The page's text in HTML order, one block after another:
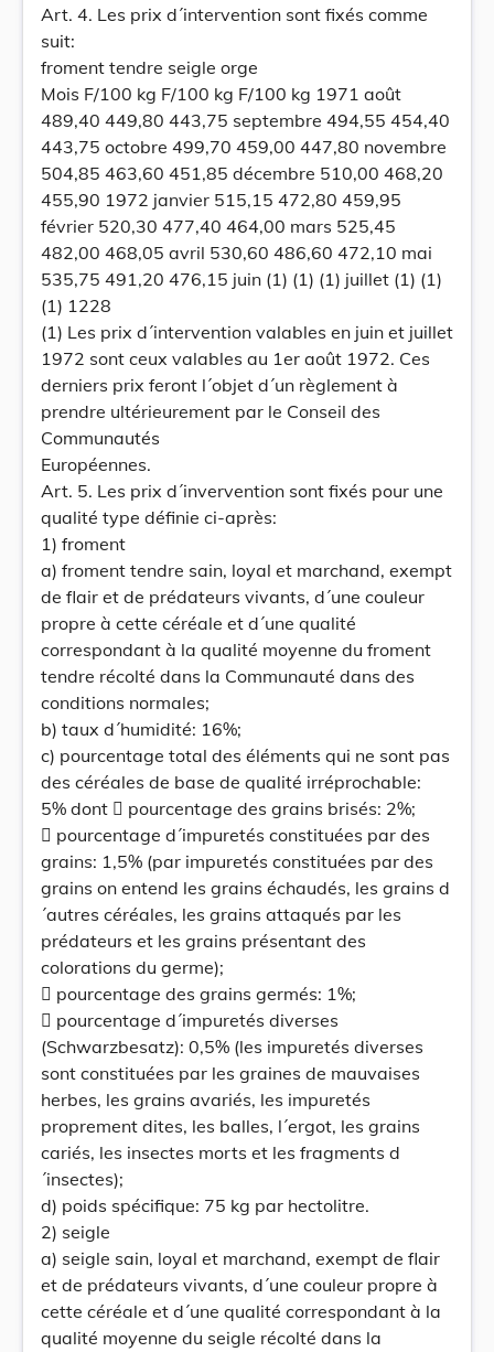
Art. 4. Les prix d´intervention sont fixés comme
suit:
froment tendre seigle orge
Mois F/100 kg F/100 kg F/100 kg 1971 août
489,40 449,80 443,75 septembre 494,55 454,40
443,75 octobre 499,70 459,00 447,80 novembre
504,85 463,60 451,85 décembre 510,00 468,20
455,90 1972 janvier 515,15 472,80 459,95
février 520,30 477,40 464,00 mars 525,45
482,00 468,05 avril 530,60 486,60 472,10 mai
535,75 491,20 476,15 juin (1) (1) (1) juillet (1) (1)
(1) 1228
(1) Les prix d´intervention valables en juin et juillet
1972 sont ceux valables au 1er août 1972. Ces
derniers prix feront l´objet d´un règlement à
prendre ultérieurement par le Conseil des
Communautés
Européennes.
Art. 5. Les prix d´invervention sont fixés pour une
qualité type définie ci-après:
1) froment
a) froment tendre sain, loyal et marchand, exempt
de flair et de prédateurs vivants, d´une couleur
propre à cette céréale et d´une qualité
correspondant à la qualité moyenne du froment
tendre récolté dans la Communauté dans des
conditions normales;
b) taux d´humidité: 16%;
c) pourcentage total des éléments qui ne sont pas
des céréales de base de qualité irréprochable:
5% dont  pourcentage des grains brisés: 2%;
 pourcentage d´impuretés constituées par des
grains: 1,5% (par impuretés constituées par des
grains on entend les grains échaudés, les grains d
´autres céréales, les grains attaqués par les
prédateurs et les grains présentant des
colorations du germe);
 pourcentage des grains germés: 1%;
 pourcentage d´impuretés diverses
(Schwarzbesatz): 0,5% (les impuretés diverses
sont constituées par les graines de mauvaises
herbes, les grains avariés, les impuretés
proprement dites, les balles, l´ergot, les grains
cariés, les insectes morts et les fragments d
´insectes);
d) poids spécifique: 75 kg par hectolitre.
2) seigle
a) seigle sain, loyal et marchand, exempt de flair
et de prédateurs vivants, d´une couleur propre à
cette céréale et d´une qualité correspondant à la
qualité moyenne du seigle récolté dans la